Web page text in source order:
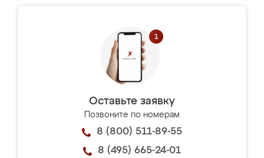
Оставьте заявку
Позвоните по номерам
8 (800) 511-89-55
8 (495) 665-24-01